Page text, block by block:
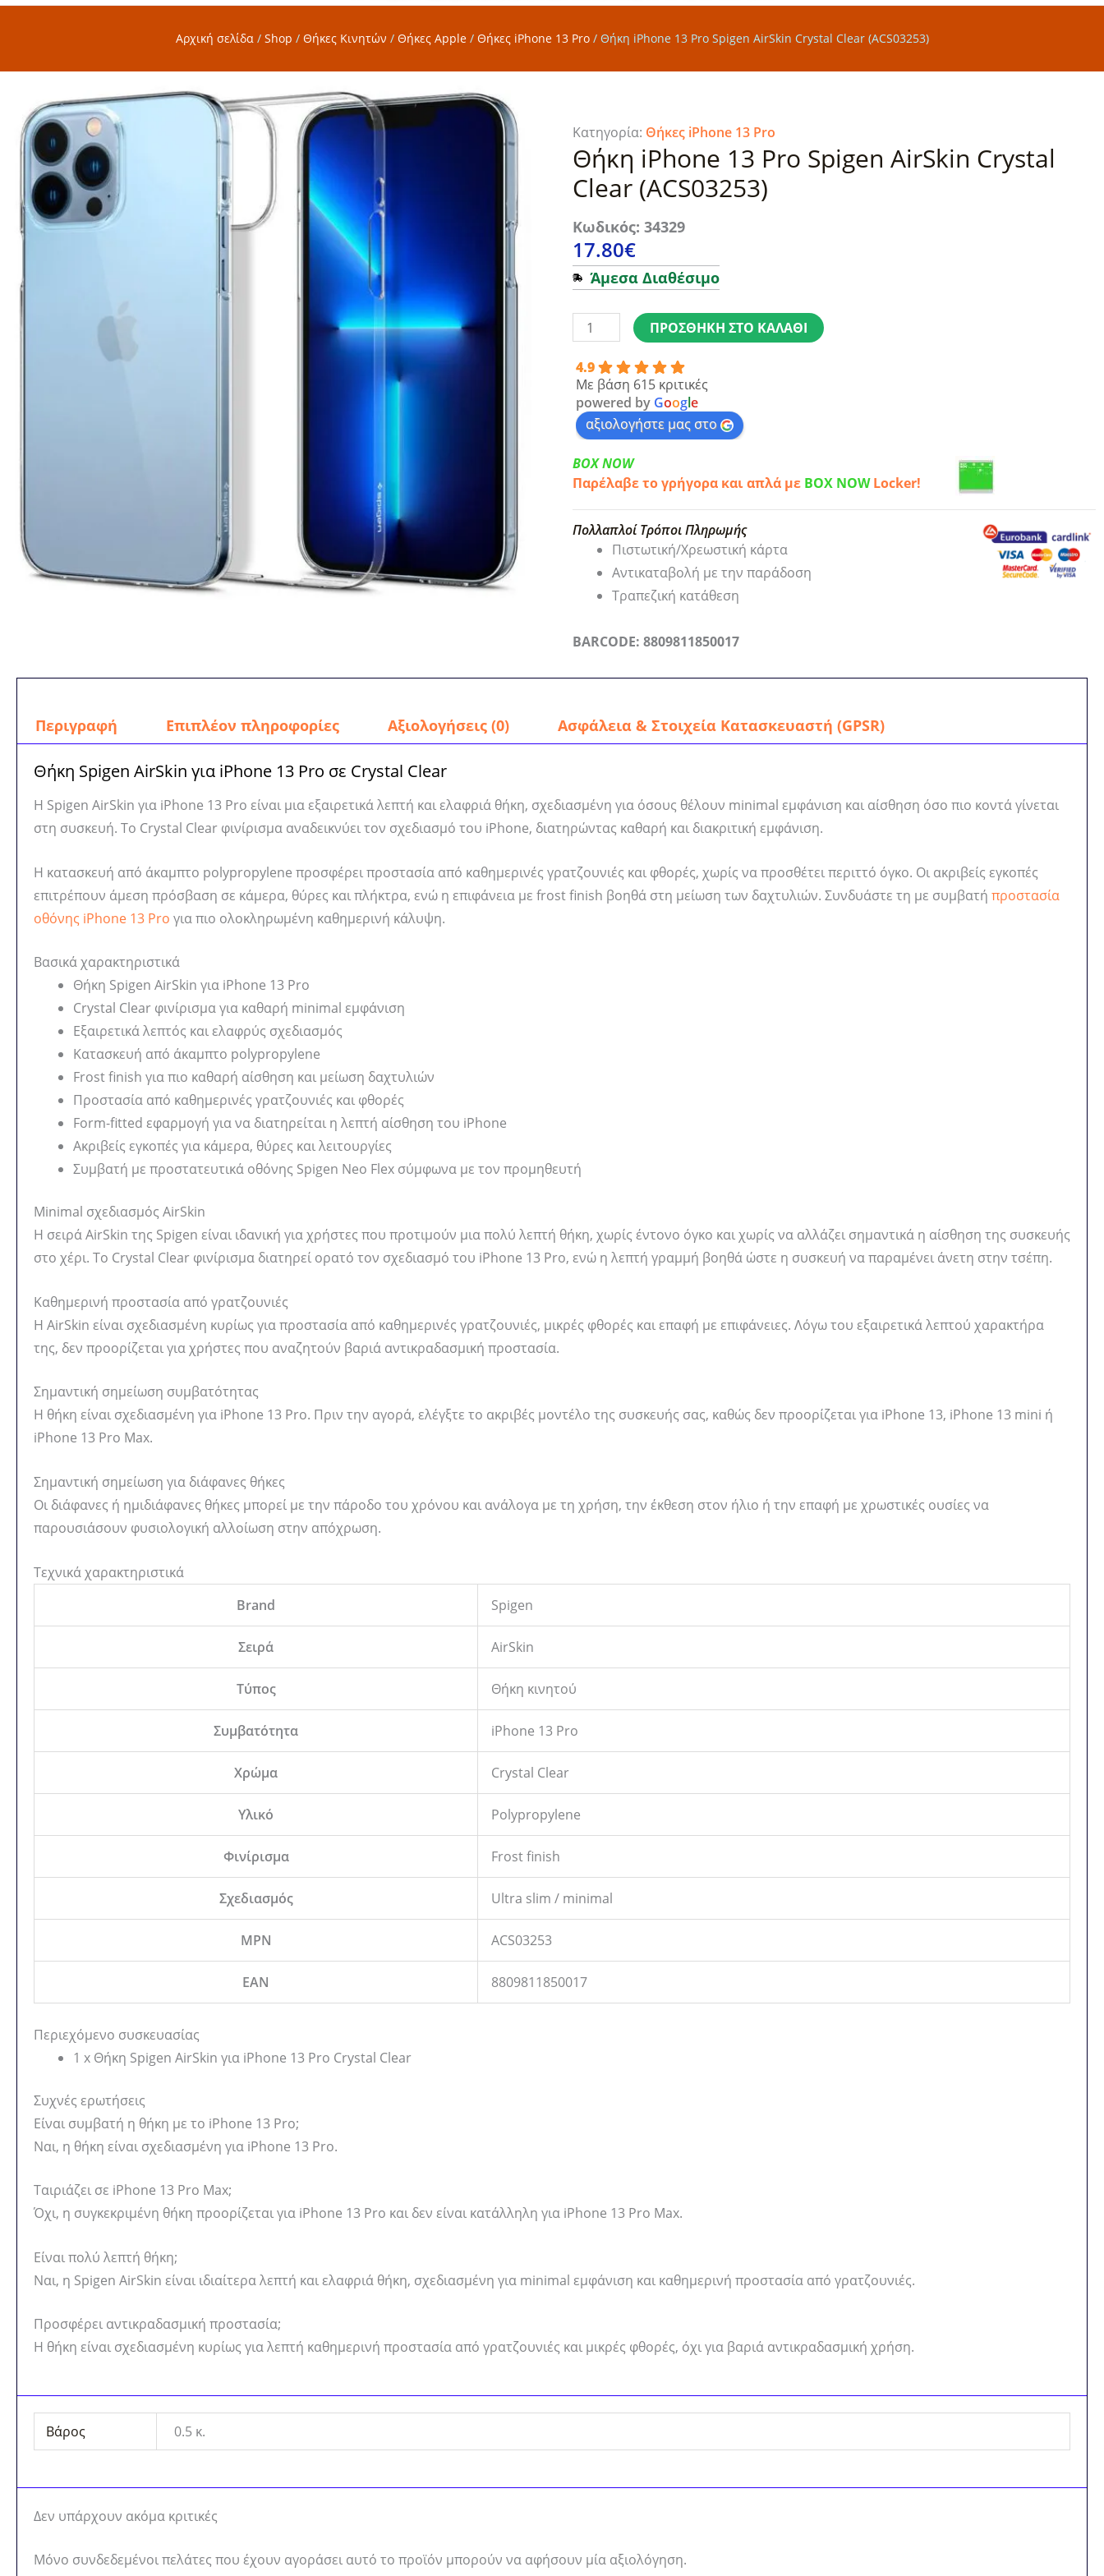
Αρχική σελίδα/ Shop / Θήκες Κινητών / Θήκες Apple/ Θήκες iPhone 13 Pro/ Θήκη iPhone 13 Pro Spigen AirSkin Crystal Clear (ACS03253)
Κατηγορία: Θήκες iPhone 13 Pro
Θήκη iPhone 13 Pro Spigen AirSkin Crystal
Clear (ACS03253)
Κωδικός: 34329
17.80€
Άμεσα Διαθέσιμο
iPhone
13
Pro
Spigen
AirSkin
Crystal
Clear
(ACS03253)
ποσότητα
ΠΡΟΣΘΉΚΗ ΣΤΟ ΚΑΛΆΘΙ
4.9
Με βάση 615 κριτικές
powered by Google
αξιολογήστε μας στο
BOX NOW
Παρέλαβε το γρήγορα και απλά με BOX NOWLocker!
Πολλαπλοί Τρόποι Πληρωμής
Πιστωτική/Χρεωστική κάρτα
Αντικαταβολή με την παράδοση
Τραπεζική κατάθεση
BARCODE: 8809811850017
Περιγραφή Επιπλέον πληροφορίες Αξιολογήσεις (0) Ασφάλεια & Στοιχεία Κατασκευαστή (GPSR)
Θήκη Spigen AirSkin για iPhone 13 Pro σε Crystal Clear
Η Spigen AirSkin για iPhone 13 Pro είναι μια εξαιρετικά λεπτή και ελαφριά θήκη, σχεδιασμένη για όσους θέλουν minimal εμφάνιση και αίσθηση όσο πιο κοντά γίνεται
στη συσκευή. Το Crystal Clear φινίρισμα αναδεικνύει τον σχεδιασμό του iPhone, διατηρώντας καθαρή και διακριτική εμφάνιση.
Η κατασκευή από άκαμπτο polypropylene προσφέρει προστασία από καθημερινές γρατζουνιές και φθορές, χωρίς να προσθέτει περιττό όγκο. Οι ακριβείς εγκοπές
επιτρέπουν άμεση πρόσβαση σε κάμερα, θύρες και πλήκτρα, ενώ η επιφάνεια με frost finish βοηθά στη μείωση των δαχτυλιών. Συνδυάστε τη με συμβατή προστασία
οθόνης iPhone 13 Pro για πιο ολοκληρωμένη καθημερινή κάλυψη.
Βασικά χαρακτηριστικά
Θήκη Spigen AirSkin για iPhone 13 Pro
Crystal Clear φινίρισμα για καθαρή minimal εμφάνιση
Εξαιρετικά λεπτός και ελαφρύς σχεδιασμός
Κατασκευή από άκαμπτο polypropylene
Frost finish για πιο καθαρή αίσθηση και μείωση δαχτυλιών
Προστασία από καθημερινές γρατζουνιές και φθορές
Form-fitted εφαρμογή για να διατηρείται η λεπτή αίσθηση του iPhone
Ακριβείς εγκοπές για κάμερα, θύρες και λειτουργίες
Συμβατή με προστατευτικά οθόνης Spigen Neo Flex σύμφωνα με τον προμηθευτή
Minimal σχεδιασμός AirSkin
Η σειρά AirSkin της Spigen είναι ιδανική για χρήστες που προτιμούν μια πολύ λεπτή θήκη, χωρίς έντονο όγκο και χωρίς να αλλάζει σημαντικά η αίσθηση της συσκευής
στο χέρι. Το Crystal Clear φινίρισμα διατηρεί ορατό τον σχεδιασμό του iPhone 13 Pro, ενώ η λεπτή γραμμή βοηθά ώστε η συσκευή να παραμένει άνετη στην τσέπη.
Καθημερινή προστασία από γρατζουνιές
Η AirSkin είναι σχεδιασμένη κυρίως για προστασία από καθημερινές γρατζουνιές, μικρές φθορές και επαφή με επιφάνειες. Λόγω του εξαιρετικά λεπτού χαρακτήρα
της, δεν προορίζεται για χρήστες που αναζητούν βαριά αντικραδασμική προστασία.
Σημαντική σημείωση συμβατότητας
Η θήκη είναι σχεδιασμένη για iPhone 13 Pro. Πριν την αγορά, ελέγξτε το ακριβές μοντέλο της συσκευής σας, καθώς δεν προορίζεται για iPhone 13, iPhone 13 mini ή
iPhone 13 Pro Max.
Σημαντική σημείωση για διάφανες θήκες
Οι διάφανες ή ημιδιάφανες θήκες μπορεί με την πάροδο του χρόνου και ανάλογα με τη χρήση, την έκθεση στον ήλιο ή την επαφή με χρωστικές ουσίες να
παρουσιάσουν φυσιολογική αλλοίωση στην απόχρωση.
Τεχνικά χαρακτηριστικά
Brand
Spigen
Σειρά AirSkin
Τύπος Θήκη κινητού
Συμβατότητα iPhone 13 Pro
Χρώμα Crystal Clear
Υλικό Polypropylene
Φινίρισμα Frost finish
Σχεδιασμός Ultra slim / minimal
MPN ACS03253
EAN 8809811850017
Περιεχόμενο συσκευασίας
1 x Θήκη Spigen AirSkin για iPhone 13 Pro Crystal Clear
Συχνές ερωτήσεις
Είναι συμβατή η θήκη με το iPhone 13 Pro;
Ναι, η θήκη είναι σχεδιασμένη για iPhone 13 Pro.
Ταιριάζει σε iPhone 13 Pro Max;
Όχι, η συγκεκριμένη θήκη προορίζεται για iPhone 13 Pro και δεν είναι κατάλληλη για iPhone 13 Pro Max.
Είναι πολύ λεπτή θήκη;
Ναι, η Spigen AirSkin είναι ιδιαίτερα λεπτή και ελαφριά θήκη, σχεδιασμένη για minimal εμφάνιση και καθημερινή προστασία από γρατζουνιές.
Προσφέρει αντικραδασμική προστασία;
Η θήκη είναι σχεδιασμένη κυρίως για λεπτή καθημερινή προστασία από γρατζουνιές και μικρές φθορές, όχι για βαριά αντικραδασμική χρήση.
Βάρος 0.5 κ.
Δεν υπάρχουν ακόμα κριτικές
Μόνο συνδεδεμένοι πελάτες που έχουν αγοράσει αυτό το προϊόν μπορούν να αφήσουν μία αξιολόγηση.